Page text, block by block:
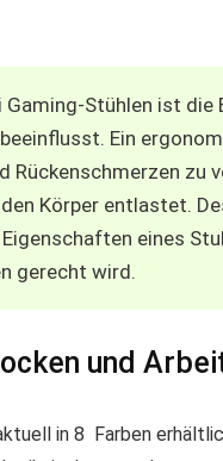
Gaming-Stühlen ist
Ein
Rückenschmerzen zu
Körper entlastet.
eines
gerecht wird.
und
in 8 Farben